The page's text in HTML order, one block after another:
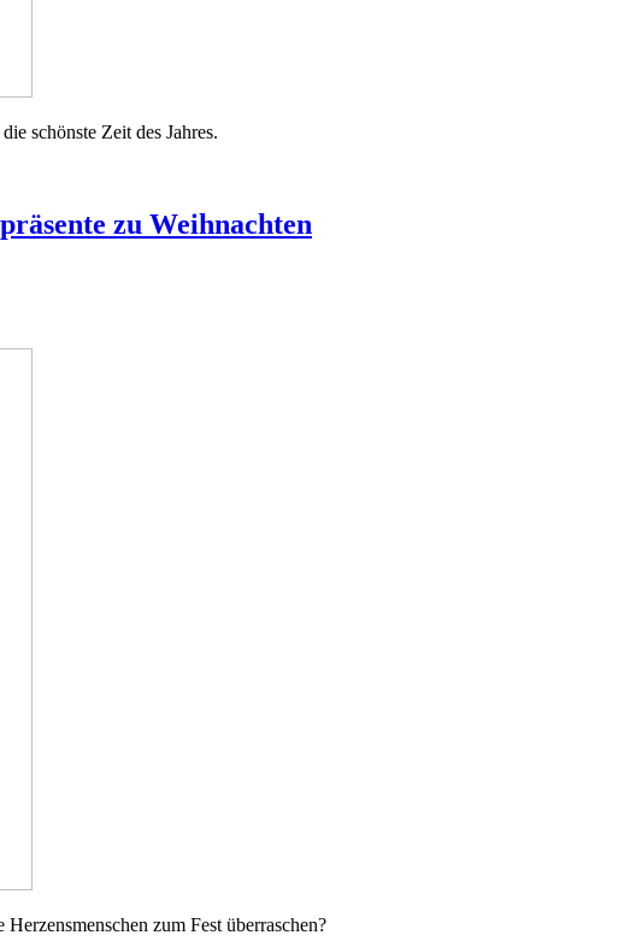
schönste Zeit des Jahres.
zu Weihnachten
zum Fest überraschen?